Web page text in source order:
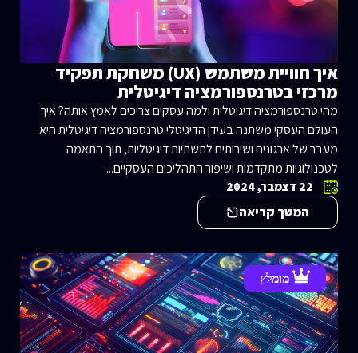
איך חוויית משתמש (UX) משחקת תפקיד
מרכזי בטרנספורמציה דיגיטלית
מהי טרנספורמציה דיגיטלית ולמה עסקים צריכים לאמץ אותה? איך
העולם העסקי משתנה בעידן הדיגיטלי טרנספורמציה דיגיטלית היא
מעבר של ארגונים ושירותים לתשתיות דיגיטליות, תוך התאמה
לטכנולוגיות מתקדמות ושיפור התהליכים העסקיים...
22 דצמבר, 2024
המשך קריאה
מומלץ